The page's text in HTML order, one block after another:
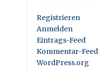
Registrieren
Anmelden
Eintrags-Feed
Kommentar-Feed
WordPress.org